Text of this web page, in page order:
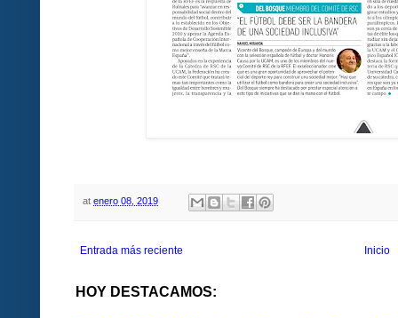
at enero 08, 2019
Entrada más reciente Inicio
HOY DESTACAMOS: